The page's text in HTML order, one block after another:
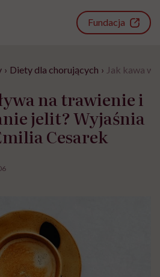
Fundacja
› Diety dla chorujących › Jak kawa
na trawienie i
jelit? Wyjaśnia
Cesarek